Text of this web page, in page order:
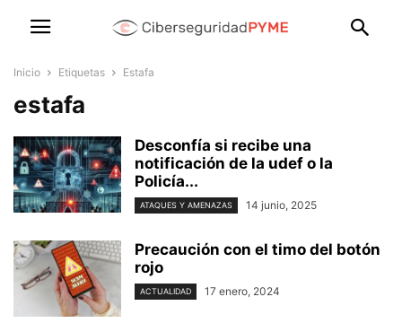
Inicio Etiquetas Estafa
estafa
Desconfía si recibe una
notificación de la udef o la
Policía...
ATAQUES Y AMENAZAS 14 junio, 2025
Precaución con el timo del botón
rojo
ACTUALIDAD 17 enero, 2024